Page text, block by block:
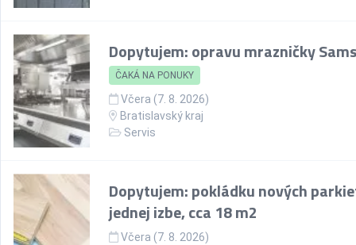
Dopytujem: opravu mrazničky
ČAKÁ NA PONUKY
Včera (7. 8. 2026)
Bratislavský kraj
Servis
Dopytujem: pokládku nových
jednej izbe, cca 18 m2
Včera (7. 8. 2026)